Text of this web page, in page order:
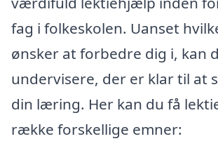
fag i folkeskolen. Uanset
ønsker at forbedre dig i, kan
undervisere, der er klar til at
din læring. Her kan du få
række forskellige emner: